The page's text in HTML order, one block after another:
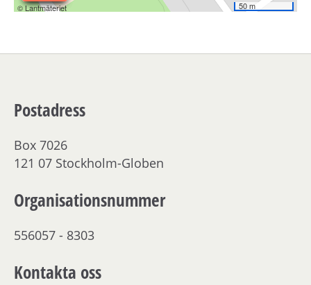
Postadress
Box 7026
121 07 Stockholm-Globen
Organisationsnummer
556057 - 8303
Kontakta oss